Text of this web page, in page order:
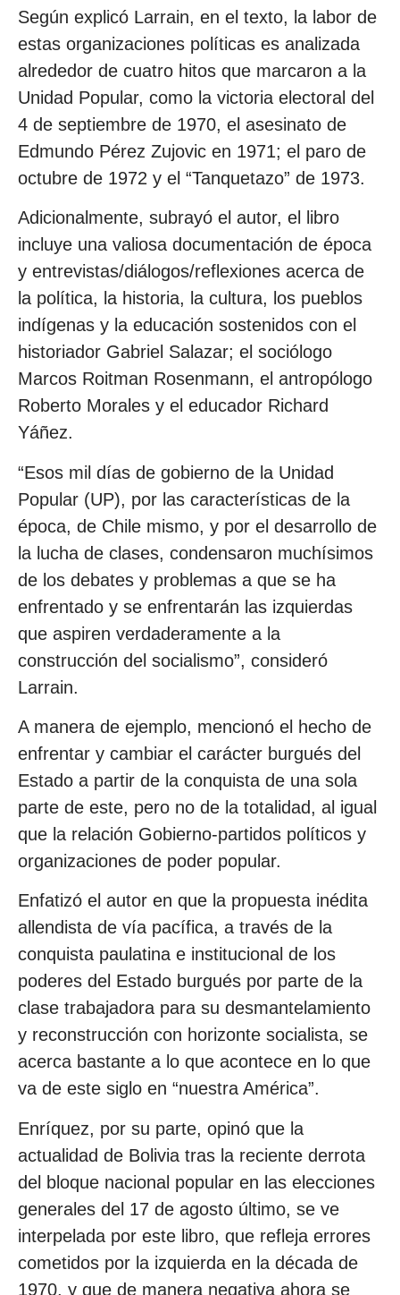
Según explicó Larrain, en el texto, la labor de
estas organizaciones políticas es analizada
alrededor de cuatro hitos que marcaron a la
Unidad Popular, como la victoria electoral del
4 de septiembre de 1970, el asesinato de
Edmundo Pérez Zujovic en 1971; el paro de
octubre de 1972 y el “Tanquetazo” de 1973.
Adicionalmente, subrayó el autor, el libro
incluye una valiosa documentación de época
y entrevistas/diálogos/reflexiones acerca de
la política, la historia, la cultura, los pueblos
indígenas y la educación sostenidos con el
historiador Gabriel Salazar; el sociólogo
Marcos Roitman Rosenmann, el antropólogo
Roberto Morales y el educador Richard
Yáñez.
“Esos mil días de gobierno de la Unidad
Popular (UP), por las características de la
época, de Chile mismo, y por el desarrollo de
la lucha de clases, condensaron muchísimos
de los debates y problemas a que se ha
enfrentado y se enfrentarán las izquierdas
que aspiren verdaderamente a la
construcción del socialismo”, consideró
Larrain.
A manera de ejemplo, mencionó el hecho de
enfrentar y cambiar el carácter burgués del
Estado a partir de la conquista de una sola
parte de este, pero no de la totalidad, al igual
que la relación Gobierno-partidos políticos y
organizaciones de poder popular.
Enfatizó el autor en que la propuesta inédita
allendista de vía pacífica, a través de la
conquista paulatina e institucional de los
poderes del Estado burgués por parte de la
clase trabajadora para su desmantelamiento
y reconstrucción con horizonte socialista, se
acerca bastante a lo que acontece en lo que
va de este siglo en “nuestra América”.
Enríquez, por su parte, opinó que la
actualidad de Bolivia tras la reciente derrota
del bloque nacional popular en las elecciones
generales del 17 de agosto último, se ve
interpelada por este libro, que refleja errores
cometidos por la izquierda en la década de
1970, y que de manera negativa ahora se